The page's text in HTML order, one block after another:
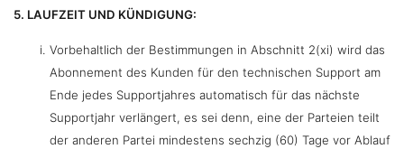
5. LAUFZEIT UND KÜNDIGUNG:
Vorbehaltlich der Bestimmungen in Abschnitt 2(xi) wird das
Abonnement des Kunden für den technischen Support am
Ende jedes Supportjahres automatisch für das nächste
Supportjahr verlängert, es sei denn, eine der Parteien teilt
der anderen Partei mindestens sechzig (60) Tage vor Ablauf